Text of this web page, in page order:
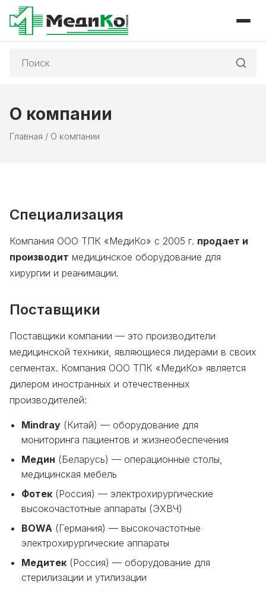
О компании
Главная / О компании
Специализация
Компания ООО ТПК «МедиКо» с 2005 г. продает и
производит медицинское оборудование для
хирургии и реанимации.
Поставщики
Поставщики компании — это производители
медицинской техники, являющиеся лидерами в своих
сегментах. Компания ООО ТПК «МедиКо» является
дилером иностранных и отечественных
производителей:
Mindray (Китай) — оборудование для
мониторинга пациентов и жизнеобеспечения
Медин (Беларусь) — операционные столы,
медицинская мебель
Фотек (Россия) — электрохирургические
высокочастотные аппараты (ЭХВЧ)
BOWA (Германия) — высокочастотные
электрохирургические аппараты
Медитек (Россия) — оборудование для
стерилизации и утилизации